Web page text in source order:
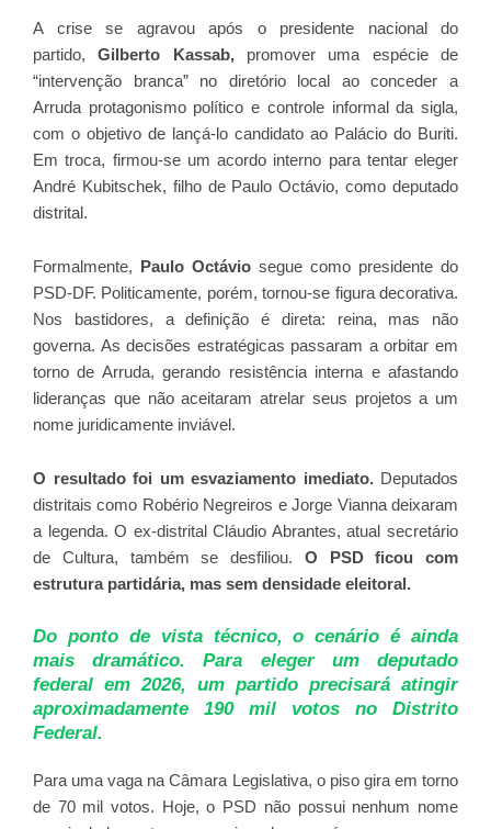
A crise se agravou após o presidente nacional do
partido,Gilberto Kassab,promover uma espécie de
“intervenção branca” no diretório local ao conceder a
Arruda protagonismo político e controle informal da sigla,
com o objetivo de lançá-lo candidato ao Palácio do Buriti.
Em troca, firmou-se um acordo interno para tentar eleger
André Kubitschek, filho de Paulo Octávio, como deputado
distrital.
Formalmente, Paulo Octávio segue como presidente do
PSD-DF. Politicamente, porém, tornou-se figura decorativa.
Nos bastidores, a definição é direta: reina, mas não
governa. As decisões estratégicas passaram a orbitar em
torno de Arruda, gerando resistência interna e afastando
lideranças que não aceitaram atrelar seus projetos a um
nome juridicamente inviável.
O resultado foi um esvaziamento imediato.Deputados
distritais como Robério Negreiros e Jorge Vianna deixaram
a legenda. O ex-distrital Cláudio Abrantes, atual secretário
de Cultura, também se desfiliou. O PSD ficou com
estrutura partidária, mas sem densidade eleitoral.
Do ponto de vista técnico, o cenário é ainda
mais dramático. Para eleger um deputado
federal em 2026, um partido precisará atingir
aproximadamente 190 mil votos no Distrito
Federal.
Para uma vaga na Câmara Legislativa, o piso gira em torno
de 70 mil votos. Hoje, o PSD não possui nenhum nome